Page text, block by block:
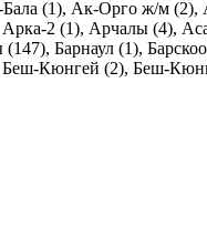
(1), Ак-Орго ж/м (2),
Арка-2 (1), Арчалы (4),
(147), Барнаул (1),
Беш-Кюнгей (2), Беш-